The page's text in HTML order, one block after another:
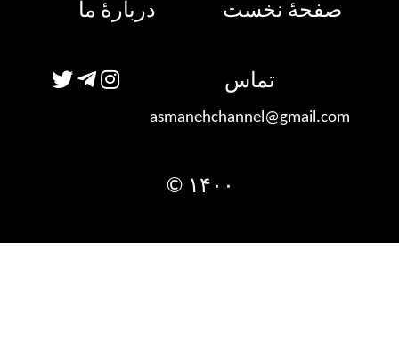
صفحۀ نخست دربارۀ ما
تماس
asmanehchannel@gmail.com
۱۴۰۰ ©